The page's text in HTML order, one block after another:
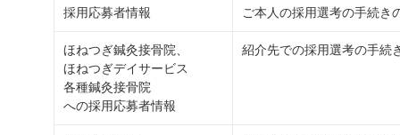
採用応募者情報 ご本人の採用選考の手続き
ほねつぎ鍼灸接骨院、
ほねつぎデイサービス
各種鍼灸接骨院
への採用応募者情報
紹介先での採用選考の手続